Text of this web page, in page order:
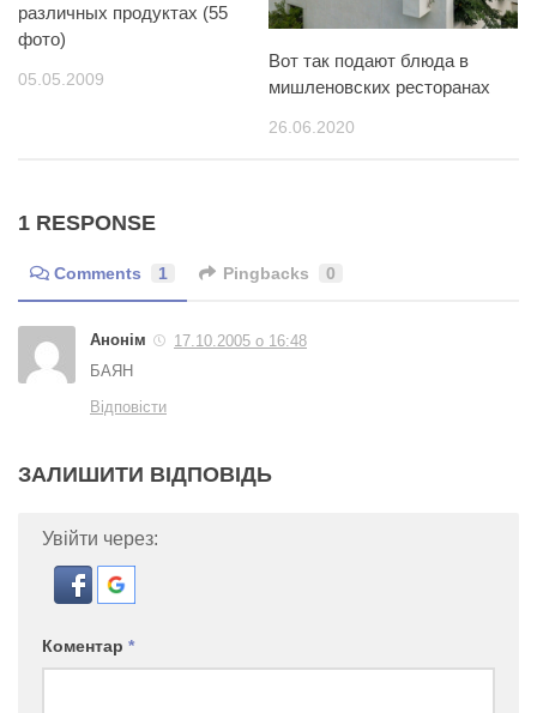
различных продуктах (55
фото)
05.05.2009
Вот так подают блюда в
мишленовских ресторанах
26.06.2020
1 RESPONSE
Comments 1 Pingbacks 0
Анонім
17.10.2005 о 16:48
БАЯН
Відповісти
ЗАЛИШИТИ ВІДПОВІДЬ
Увійти через:
Коментар *